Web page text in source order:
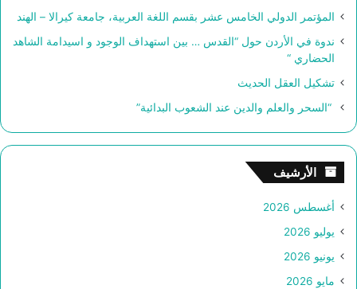
المؤتمر الدولي الخامس عشر بقسم اللغة العربية، جامعة كيرالا – الهند
ندوة في الأردن حول “القدس … بين استهداف الوجود و اسيدامة الشاهد
الحضاري “
تشكيل العقل الحديث
“السحر والعلم والدين عند الشعوب البدائية”
الأرشيف
أغسطس 2026
يوليو 2026
يونيو 2026
مايو 2026